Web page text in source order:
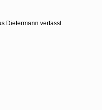
Dietermann verfasst.